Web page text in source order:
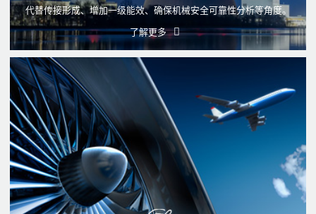
代替传接形成、增加一级能效、确保机械安全可靠性分析等角度。
了解更多